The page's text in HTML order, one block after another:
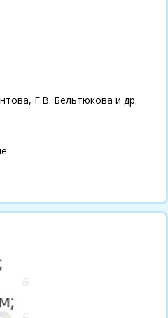
Г.В. Бельтюкова и др.